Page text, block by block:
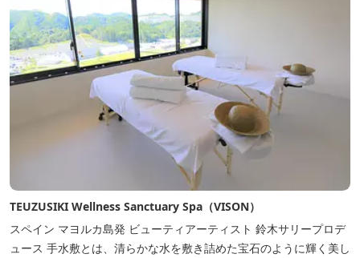
TEUZUSIKI Wellness Sanctuary Spa（VISON）
スペイン マヨルカ島発 ビューティアーティスト 鈴木サリープロデ
ュース 手水敷とは、清らかな水を敷き詰めた宝石のように輝く美し